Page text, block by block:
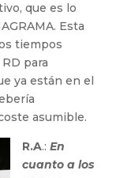
que es lo
Esta
tiempos
para
ya están en el
asumible.
R.A.: En
cuanto a los